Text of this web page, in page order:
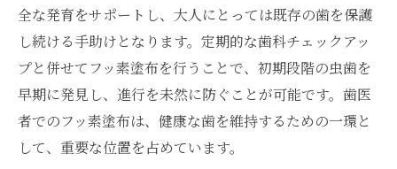
全な発育をサポートし、大人にとっては既存の歯を保護
し続ける手助けとなります。定期的な歯科チェックアッ
プと併せてフッ素塗布を行うことで、初期段階の虫歯を
早期に発見し、進行を未然に防ぐことが可能です。歯医
者でのフッ素塗布は、健康な歯を維持するための一環と
して、重要な位置を占めています。